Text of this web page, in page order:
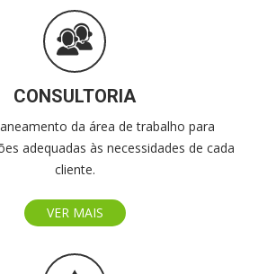
CONSULTORIA
da área de trabalho para
adequadas às necessidades de cada
cliente.
VER MAIS